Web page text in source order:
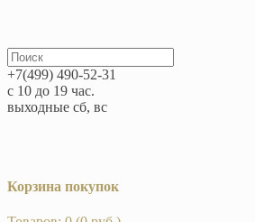
+7(499) 490-52-31
с 10 до 19 час.
выходные сб, вс
Корзина покупок